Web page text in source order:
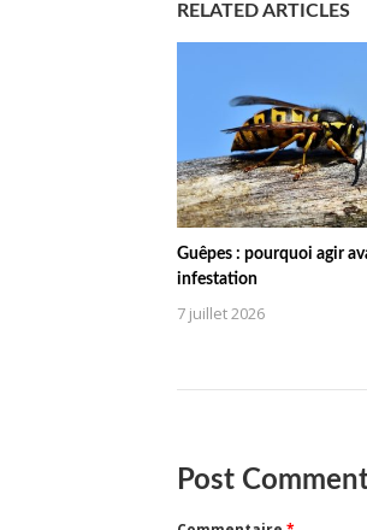
RELATED ARTICLES
Guêpes : pourquoi agir
infestation
7 juillet 2026
Post